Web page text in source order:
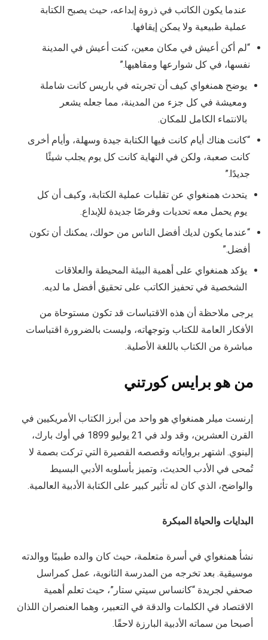
عندما يكون الكاتب في ذروة إبداعه، حيث يصبح الكتابة
عملية طبيعية ولا يمكن إيقافها.
“لم أكن أعيش في مكان معين، كنت أعيش في المدينة
نفسها، في كل شوارعها ومقاهيها.”
يوضح همنغواي كيف أن تجربته في باريس كانت شاملة
ومعيشة في كل جزء من المدينة، مما جعله يشعر
بالانتماء الكامل للمكان.
“كانت هناك أيام كانت فيها الكتابة جيدة وسهلة، وأيام أخرى
كانت صعبة، ولكن في النهاية كانت كل يوم يجلب شيئًا
جديدًا.”
يتحدث همنغواي عن تقلبات عملية الكتابة، وكيف أن كل
يوم يحمل معه تحديات وفرصًا جديدة للإبداع.
“عندما يكون لديك أفضل الناس من حولك، يمكنك أن تكون
أفضل.”
يؤكد همنغواي على أهمية البيئة المحيطة والعلاقات
الشخصية في تحفيز الكاتب على تحقيق أفضل ما لديه.
يرجى ملاحظة أن هذه الاقتباسات قد تكون مستوحاة من
الأفكار العامة للكتاب وتوجهاته، وليست بالضرورة اقتباسات
مباشرة من الكتاب باللغة الأصلية.
من هو برايس كورتني
إرنست ميلر همنغواي هو واحد من أبرز الكتاب الأمريكيين في
القرن العشرين، وقد ولد في 21 يوليو 1899 في أوك بارك،
إلينوي. اشتهر برواياته وقصصه القصيرة التي تركت بصمة لا
تُمحى في الأدب الحديث، وتميز بأسلوبه الأدبي البسيط
والواضح، الذي كان له تأثير كبير على الكتابة الأدبية العالمية.
البدايات والحياة المبكرة
نشأ همنغواي في أسرة متعلمة، حيث كان والده طبيبًا ووالدته
موسيقية. بعد تخرجه من المدرسة الثانوية، عمل كمراسل
صحفي لجريدة “كانساس سيتي ستار”، حيث تعلم أهمية
الاقتصاد في الكلمات والدقة في التعبير، وهما العنصران اللذان
أصبحا من سماته الأدبية البارزة لاحقًا.